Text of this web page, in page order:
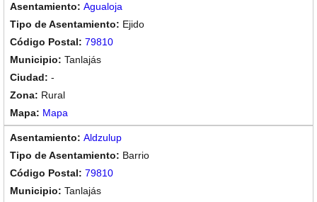
Agualoja
Ejido
79810
Tanlajás
-
Rural
Mapa
Aldzulup
Barrio
79810
Tanlajás